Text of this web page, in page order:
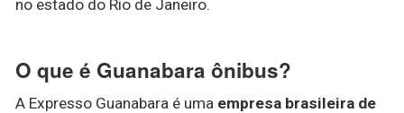
no estado do Rio de Janeiro.
O que é Guanabara ônibus?
A Expresso Guanabara é uma empresa brasileira de